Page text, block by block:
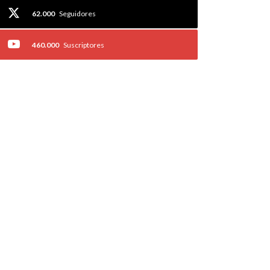
62.000 Seguidores
460.000 Suscriptores